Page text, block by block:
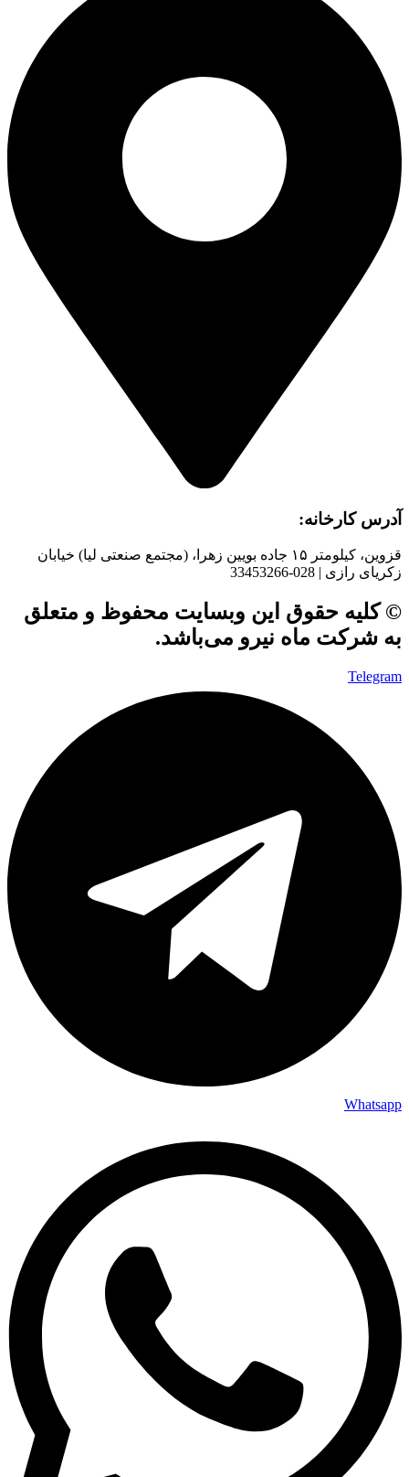
آدرس کارخانه:
قزوین، کیلومتر ۱۵ جاده بويین زهرا، (مجتمع صنعتی لیا) خیابان
زکریای رازی | 028-33453266
© کلیه حقوق این وبسایت محفوظ و متعلق
به شرکت ماه نیرو می‌باشد.
Telegram
Whatsapp